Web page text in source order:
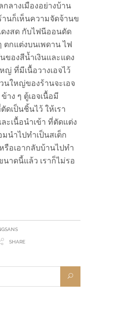
ลางเมืองอย่างบ้าน
นก็เห็นความจัดจ้านข
งสด กับไฟนีออนดัด
ตกแต่งบนเพดาน ไฟ
ของสีน้ำเงินและแดง
ที่มีเนื้อวางเอจไว้
นใหญ่ของร้านจะเอจ
ง ๆ ตู้เอจเนื้อมี
ดเป็นชิ้นไว้ ให้เรา
ะเนื้อนำเข้า ที่ตัดแต่ง
นำไปทำเป็นสเต็ก
รือเอากลับบ้านไปทำ
นาดนี้แล้ว เราก็ไม่รอ
SHARE